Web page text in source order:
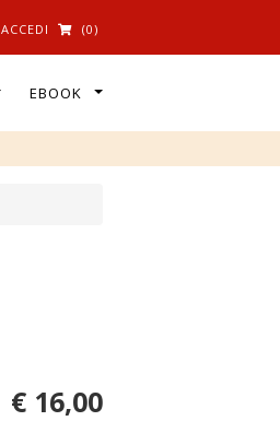
ACCEDI (0)
EBOOK
€ 16,00